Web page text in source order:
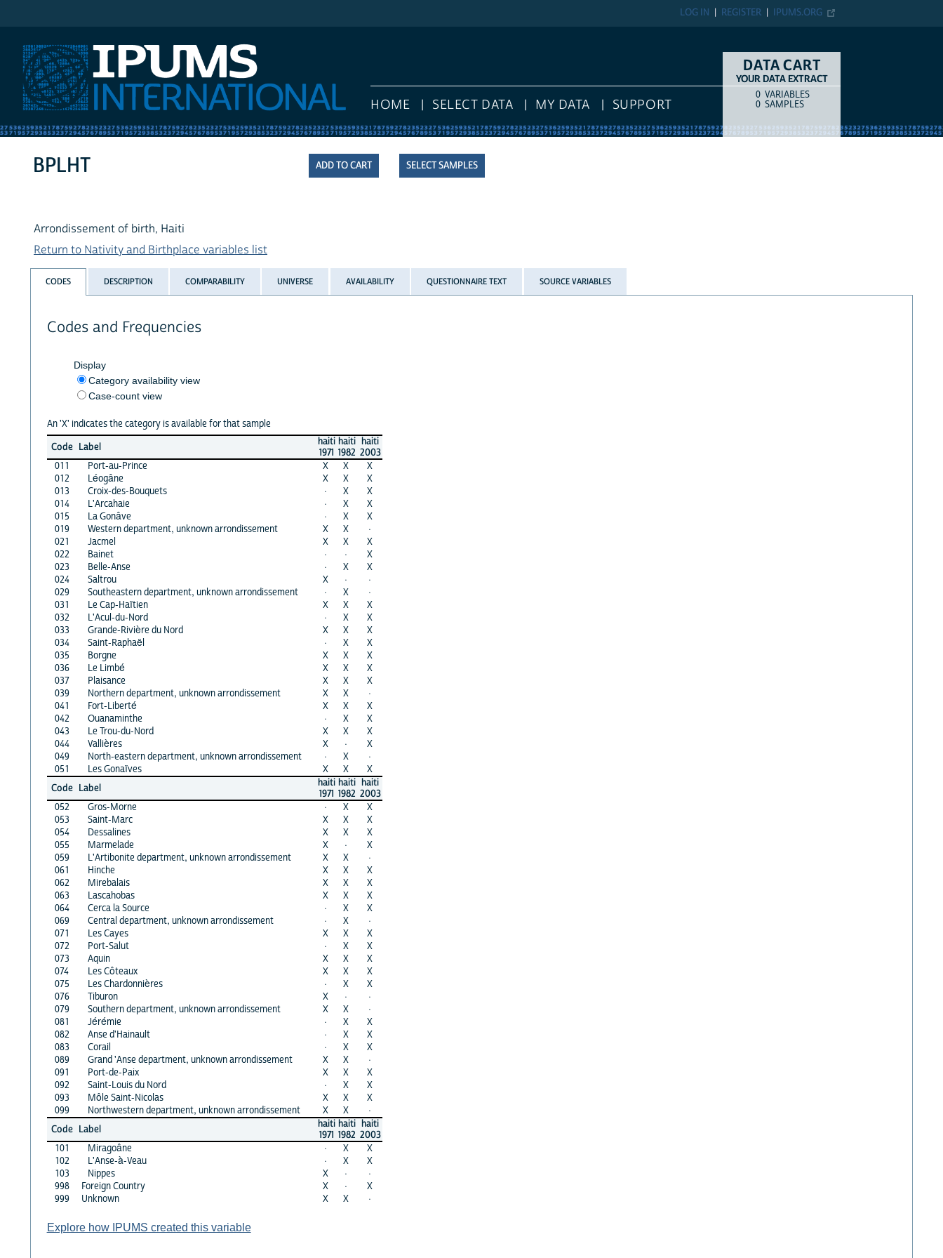
IPUMS.ORG
REGISTER
LOG IN
HOME SELECT DATA MY DATA SUPPORT
DATA CART
YOUR DATA EXTRACT
COUNTITEM TYPE
0 VARIABLES
0 SAMPLES
SELECT SAMPLES
BPLHT
Arrondissement of birth, Haiti
Return to Nativity and Birthplace variables list
CODES DESCRIPTION COMPARABILITY UNIVERSE AVAILABILITY QUESTIONNAIRE TEXT SOURCE VARIABLES
Codes and Frequencies
Display
Category availability view
Case-count view
An 'X' indicates the category is available for that sample
Code Label
haiti
1971
haiti
1982
haiti
2003
011
Port-au-Prince X X
X
012
Léogâne X X
X
013
Croix-des-Bouquets · X
X
014
L'Arcahaie · X
X
015
La Gonâve · X
X
019
Western department, unknown arrondissement X X
·
021
Jacmel X X
X
022
Bainet · ·
X
023
Belle-Anse · X
X
024
Saltrou X ·
·
029
Southeastern department, unknown arrondissement · X
·
031
Le Cap-Haïtien X X
X
032
L'Acul-du-Nord · X
X
033
Grande-Rivière du Nord X X
X
034
Saint-Raphaël · X
X
035
Borgne X X
X
036
Le Limbé X X
X
037
Plaisance X X
X
039
Northern department, unknown arrondissement X X
·
041
Fort-Liberté X X
X
042
Ouanaminthe · X
X
043
Le Trou-du-Nord X X
X
044
Vallières X ·
X
049
North-eastern department, unknown arrondissement · X
·
051
Les Gonaïves X X
X
Code Label
haiti
1971
haiti
1982
haiti
2003
052
Gros-Morne · X
X
053
Saint-Marc X X
X
054
Dessalines X X
X
055
Marmelade X ·
X
059
L'Artibonite department, unknown arrondissement X X
·
061
Hinche X X
X
062
Mirebalais X X
X
063
Lascahobas X X
X
064
Cerca la Source · X
X
069
Central department, unknown arrondissement · X
·
071
Les Cayes X X
X
072
Port-Salut · X
X
073
Aquin X X
X
074
Les Côteaux X X
X
075
Les Chardonnières · X
X
076
Tiburon X ·
·
079
Southern department, unknown arrondissement X X
·
081
Jérémie · X
X
082
Anse d'Hainault · X
X
083
Corail · X
X
089
Grand 'Anse department, unknown arrondissement X X
·
091
Port-de-Paix X X
X
092
Saint-Louis du Nord · X
X
093
Môle Saint-Nicolas X X
X
099
Northwestern department, unknown arrondissement X X
·
Code Label
haiti
1971
haiti
1982
haiti
2003
101
Miragoâne · X
X
102
L'Anse-à-Veau · X
X
103
Nippes X ·
·
998
Foreign Country X ·
X
999
Unknown X X ·
Explore how IPUMS created this variable